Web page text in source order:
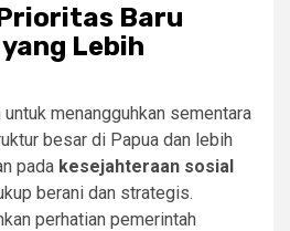
Baru
Lebih
menangguhkan sementara
besar di Papua dan lebih
pada kesejahteraan sosial
berani dan strategis.
perhatian pemerintah